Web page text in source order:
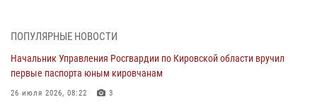
04 августа 2026, 09:30
В Кирове росгвардейцы задержали подозреваемого в грабеже
03 августа 2026, 09:01
ПОПУЛЯРНЫЕ НОВОСТИ
Начальник Управления Росгвардии по Кировской области вручил
первые паспорта юным кировчанам
26 июля 2026, 08:22 3